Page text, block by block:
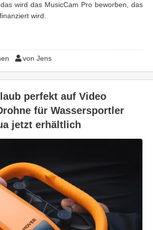
wird das MusicCam Pro beworben, das
wird.
von Jens
perfekt auf Video
für Wassersportler
jetzt erhältlich